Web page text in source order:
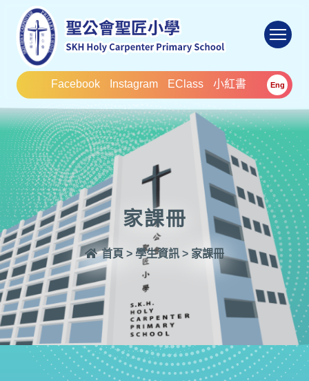
Facebook Instagram EClass 小紅書 Eng
家課冊
首頁 > 學生資訊 > 家課冊